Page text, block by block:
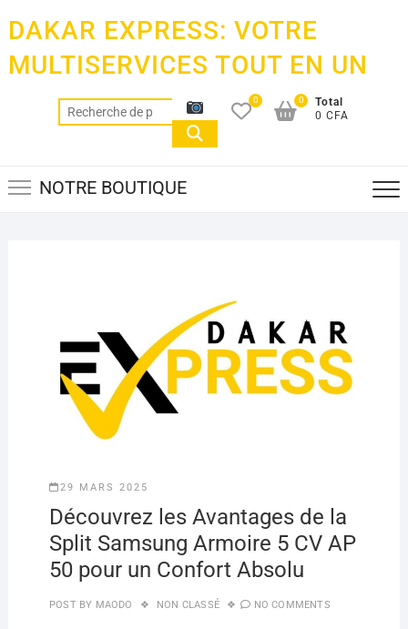
content
DAKAR EXPRESS: VOTRE
MULTISERVICES TOUT EN UN
Recherche
pour :
0
Total
0 CFA
0
NOTRE BOUTIQUE
29 MARS 2025
Découvrez les Avantages de la
Split Samsung Armoire 5 CV AP
50 pour un Confort Absolu
POST BY MAODO NON CLASSÉ NO COMMENTS